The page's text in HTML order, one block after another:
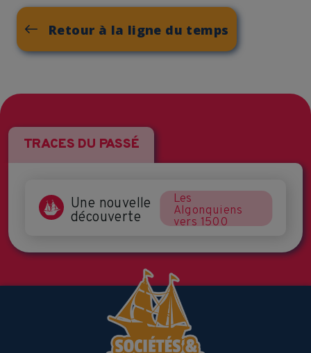
Retour à la ligne du temps
TRACES DU PASSÉ
Une nouvelle
découverte
Les
Algonquiens
vers 1500